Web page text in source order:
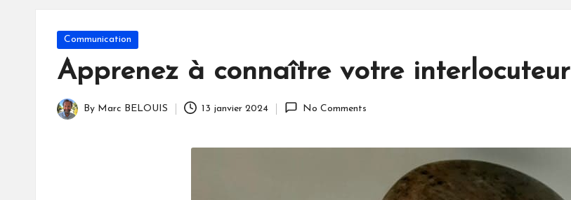
Posted
Communication
Apprenez à connaître votre interlocuteur
Posted
By Marc BELOUIS 13 janvier 2024 No Comments